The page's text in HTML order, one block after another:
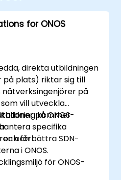
for ONOS
direkta utbildningen
på plats) riktar sig till
på
vill utveckla
på ONOS-
specifika
förbättra SDN-
kommer
och
i ONOS.
för ONOS-